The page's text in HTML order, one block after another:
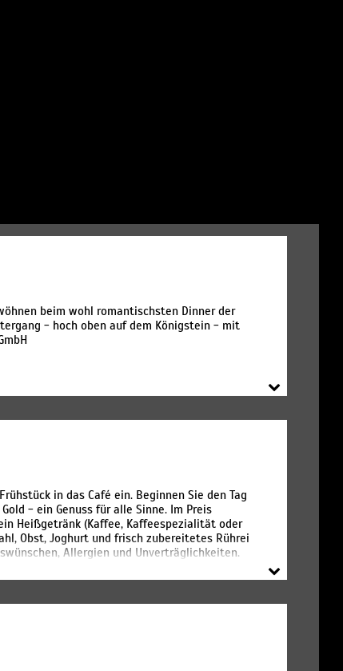
beim wohl romantischsten Dinner der
- hoch oben auf dem Königstein - mit
in das Café ein. Beginnen Sie den Tag
- ein Genuss für alle Sinne. Im Preis
Heißgetränk (Kaffee, Kaffeespezialität oder
Obst, Joghurt und frisch zubereitetes Rührei
Allergien und Unverträglichkeiten.